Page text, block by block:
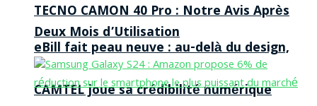
eBill fait peau neuve : au-delà du design,
CAMTEL joue sa crédibilité numérique
TECNO CAMON 40 Pro : Notre Avis Après
Deux Mois d’Utilisation